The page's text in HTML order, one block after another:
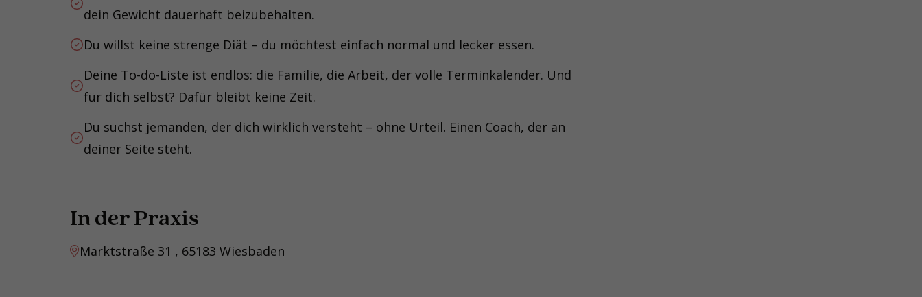
dein Gewicht dauerhaft beizubehalten.
Du willst keine strenge Diät – du möchtest einfach normal und lecker essen.
Deine To-do-Liste ist endlos: die Familie, die Arbeit, der volle Terminkalender. Und
für dich selbst? Dafür bleibt keine Zeit.
Du suchst jemanden, der dich wirklich versteht – ohne Urteil. Einen Coach, der an
deiner Seite steht.
In der Praxis
Marktstraße 31 , 65183 Wiesbaden